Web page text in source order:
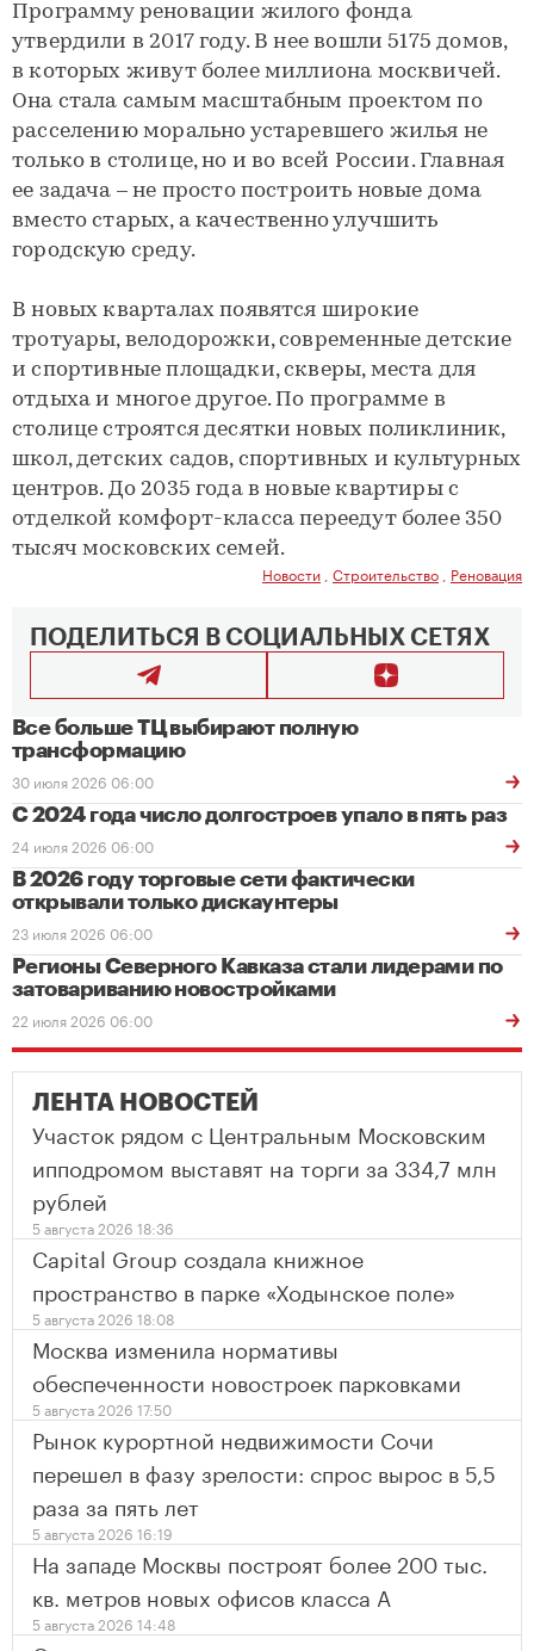
Программу реновации жилого фонда
утвердили в 2017 году. В нее вошли 5175 домов,
в которых живут более миллиона москвичей.
Она стала самым масштабным проектом по
расселению морально устаревшего жилья не
только в столице, но и во всей России. Главная
ее задача – не просто построить новые дома
вместо старых, а качественно улучшить
городскую среду.
В новых кварталах появятся широкие
тротуары, велодорожки, современные детские
и спортивные площадки, скверы, места для
отдыха и многое другое. По программе в
столице строятся десятки новых поликлиник,
школ, детских садов, спортивных и культурных
центров. До 2035 года в новые квартиры с
отделкой комфорт-класса переедут более 350
тысяч московских семей.
Новости Строительство Реновация
ПОДЕЛИТЬСЯ В СОЦИАЛЬНЫХ СЕТЯХ
Все больше ТЦ выбирают полную
трансформацию
30 июля 2026 06:00
С 2024 года число долгостроев упало в пять раз
24 июля 2026 06:00
В 2026 году торговые сети фактически
открывали только дискаунтеры
23 июля 2026 06:00
Регионы Северного Кавказа стали лидерами по
затовариванию новостройками
22 июля 2026 06:00
ЛЕНТА НОВОСТЕЙ
Участок рядом с Центральным Московским
ипподромом выставят на торги за 334,7 млн
рублей
5 августа 2026 18:36
Capital Group создала книжное
пространство в парке «Ходынское поле»
5 августа 2026 18:08
Москва изменила нормативы
обеспеченности новостроек парковками
5 августа 2026 17:50
Рынок курортной недвижимости Сочи
перешел в фазу зрелости: спрос вырос в 5,5
раза за пять лет
5 августа 2026 16:19
На западе Москвы построят более 200 тыс.
кв. метров новых офисов класса А
5 августа 2026 14:48